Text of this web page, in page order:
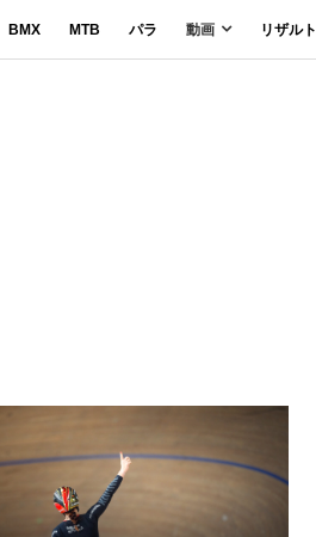
BMX MTB パラ 動画 リザルト